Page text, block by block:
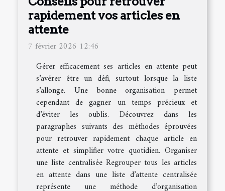
rapidement vos articles en
attente
7 février 2026 12:46
Gérer efficacement ses articles en attente peut
s’avérer être un défi, surtout lorsque la liste
s’allonge. Une bonne organisation permet
cependant de gagner un temps précieux et
d’éviter les oublis. Découvrez dans les
paragraphes suivants des méthodes éprouvées
pour retrouver rapidement chaque article en
attente et simplifier votre quotidien. Organiser
une liste centralisée Regrouper tous les articles
en attente dans une liste d’attente centralisée
représente une méthode d’organisation